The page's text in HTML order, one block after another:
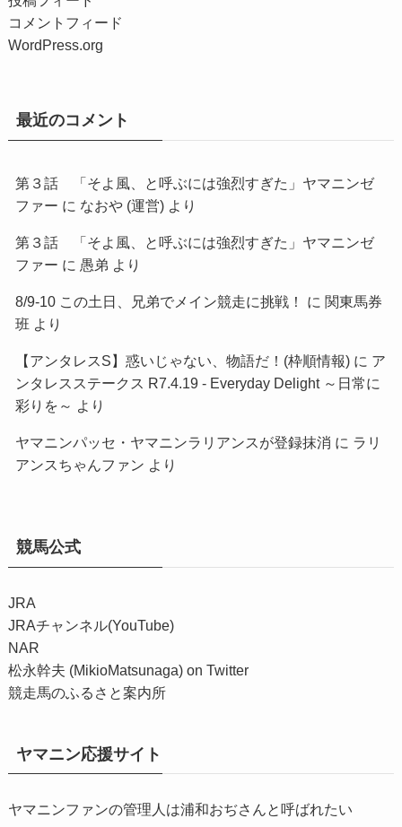
コメントフィード
WordPress.org
最近のコメント
第３話 「そよ風、と呼ぶには強烈すぎた」ヤマニンゼ
ファー に なおや (運営)より
第３話 「そよ風、と呼ぶには強烈すぎた」ヤマニンゼ
ファー に 愚弟 より
8/9-10 この土日、兄弟でメイン競走に挑戦！ に 関東馬券
班 より
【アンタレスS】惑いじゃない、物語だ！(枠順情報)に ア
ンタレスステークス R7.4.19 - Everyday Delight ～日常に
彩りを～ より
ヤマニンパッセ・ヤマニンラリアンスが登録抹消 に ラリ
アンスちゃんファン より
競馬公式
JRA
JRAチャンネル(YouTube)
NAR
松永幹夫 (MikioMatsunaga) on Twitter
競走馬のふるさと案内所
ヤマニン応援サイト
ヤマニンファンの管理人は浦和おぢさんと呼ばれたい